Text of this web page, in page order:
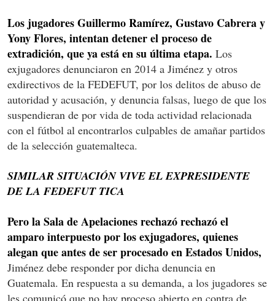
Los jugadores Guillermo Ramírez, Gustavo Cabrera y
Yony Flores, intentan detener el proceso de
extradición, que ya está en su última etapa. Los
exjugadores denunciaron en 2014 a Jiménez y otros
exdirectivos de la FEDEFUT, por los delitos de abuso de
autoridad y acusación, y denuncia falsas, luego de que los
suspendieran de por vida de toda actividad relacionada
con el fútbol al encontrarlos culpables de amañar partidos
de la selección guatemalteca.
SIMILAR SITUACIÓN VIVE EL EXPRESIDENTE
DE LA FEDEFUT TICA
Pero la Sala de Apelaciones rechazó rechazó el
amparo interpuesto por los exjugadores, quienes
alegan que antes de ser procesado en Estados Unidos,
Jiménez debe responder por dicha denuncia en
Guatemala. En respuesta a su demanda, a los jugadores se
les comunicó que no hay proceso abierto en contra de